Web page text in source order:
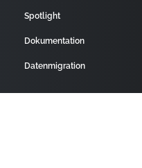
Spotlight
Dokumentation
Datenmigration